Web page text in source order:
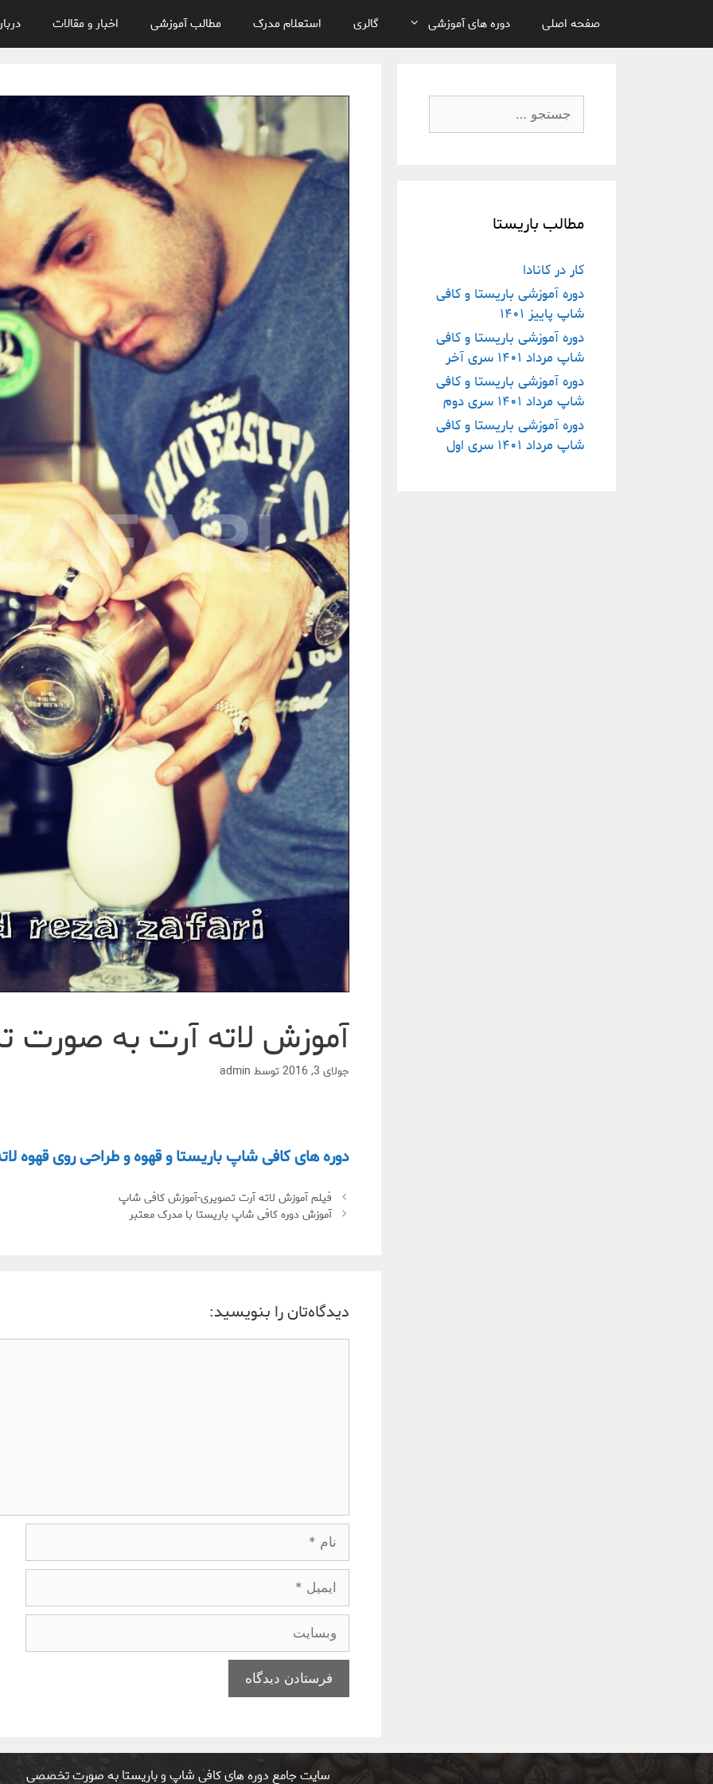
صفحه اصلی دوره های آموزشی گالری استعلام مدرک مطالب آموزشی اخبار و مقالات
آموزش لاته آرت به صورت
جولای 3, 2016 توسط admin
دوره های کافی شاپ باریستا و قهوه و طراحی روی قهوه
فیلم آموزش لاته آرت تصویری-آموزش کافی شاپ
آموزش دوره کافی شاپ باریستا با مدرک معتبر
دیدگاه‌تان را بنویسید:
مطالب باریستا
کار در کانادا
دوره آموزشی باریستا و کافی
شاپ پاییز ١۴٠١
دوره آموزشی باریستا و کافی
شاپ مرداد ١۴٠١ سری آخر
دوره آموزشی باریستا و کافی
شاپ مرداد ١۴٠١ سری دوم
دوره آموزشی باریستا و کافی
شاپ مرداد ١۴٠١ سری اول
سایت جامع دوره های کافی شاپ و باریستا به صورت تخصصی